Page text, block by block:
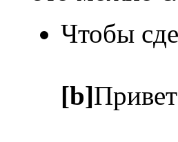
Чтобы
[b]Привет